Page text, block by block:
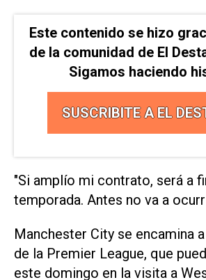
Este contenido se hizo
de la comunidad de El
Sigamos haciendo
SUSCRIBITE A EL
"Si amplío mi contrato, será a
temporada. Antes no va a
Manchester City se encamina
de la Premier League, que
este domingo en la visita a